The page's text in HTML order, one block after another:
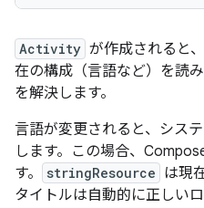
Activity が作成されると、
在の構成（言語など）を読
を解決します。
言語が変更されると、シス
します。この場合、
す。
stringResource は現
タイトルは自動的に正しい